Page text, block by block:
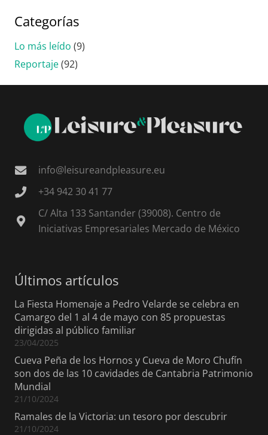
Categorías
Lo más leído (9)
Reportaje(92)
info@leisureandpleasure.eu
+34 942 30 41 77
C/ Alta 133 Santander (39008). Centro de
Iniciativas Empresariales Mercado de México
Últimos artículos
La Fiesta Homenaje a Pedro Velarde se celebra en
Camargo del 1 al 4 de mayo con 85 propuestas
dirigidas al público familiar
23/04/2025
Cueva Peña de los Hornos y Cueva de Moro Chufín
son dos de las 10 cavidades de Cantabria Patrimonio
Mundial
21/10/2024
Ramales de la Victoria: un tesoro por descubrir
21/10/2024